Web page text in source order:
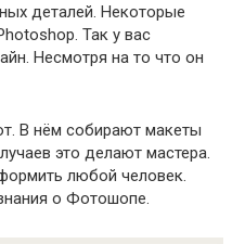
деталей. Некоторые
Так у вас
Несмотря на то что он
В нём собирают макеты
это делают мастера.
любой человек.
о Фотошопе.